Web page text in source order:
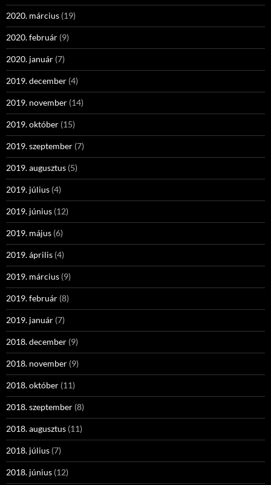
2020. március (19)
2020. február (9)
2020. január (7)
2019. december (4)
2019. november (14)
2019. október (15)
2019. szeptember (7)
2019. augusztus (5)
2019. július (4)
2019. június (12)
2019. május (6)
2019. április (4)
2019. március (9)
2019. február (8)
2019. január (7)
2018. december (9)
2018. november (9)
2018. október (11)
2018. szeptember (8)
2018. augusztus (11)
2018. július (7)
2018. június (12)